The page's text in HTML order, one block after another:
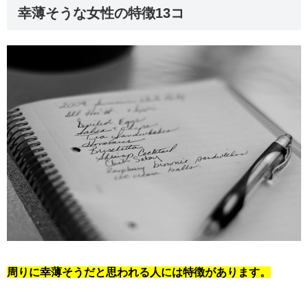
幸薄そうな女性の特徴13コ
周りに幸薄そうだと思われる人には特徴があります。